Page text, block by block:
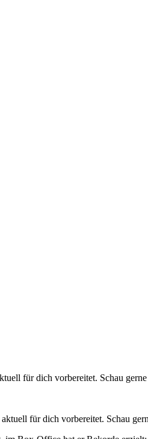
für dich vorbereitet. Schau
für dich vorbereitet. Schau